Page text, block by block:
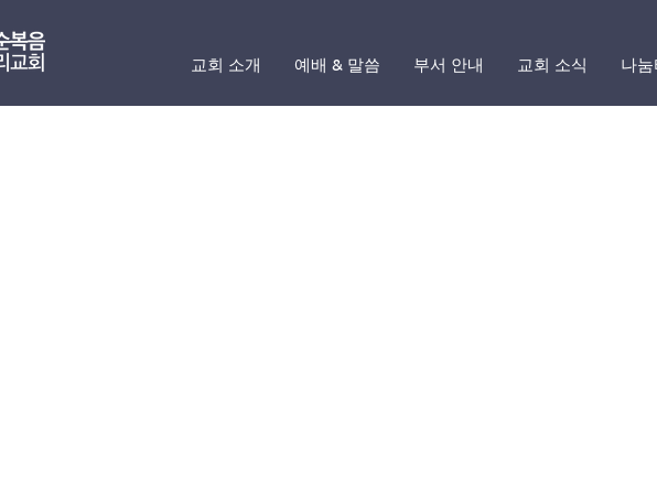
교회 소개 예배 & 말씀 부서 안내 교회 소식 나눔